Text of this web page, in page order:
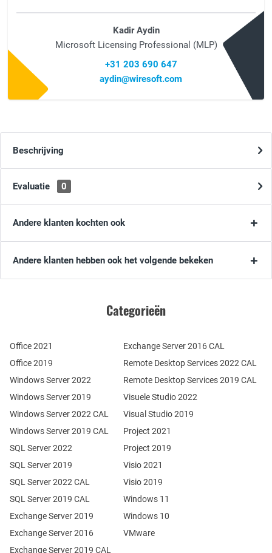
Kadir Aydin
Microsoft Licensing Professional (MLP)
+31 203 690 647
aydin@wiresoft.com
Beschrijving
Evaluatie 0
Andere klanten kochten ook
Andere klanten hebben ook het volgende bekeken
Categorieën
Office 2021
Office 2019
Windows Server 2022
Windows Server 2019
Exchange Server 2019
Exchange Server 2016
SQL Server 2022
SQL Server 2019
Windows Server 2022 CAL
Windows Server 2019 CAL
SQL Server 2022 CAL
SQL Server 2019 CAL
Remote Desktop Services 2022 CAL
Remote Desktop Services 2019 CAL
Exchange Server 2019 CAL
Exchange Server 2016 CAL
Visuele Studio 2022
Visual Studio 2019
Project 2021
Project 2019
Visio 2021
Visio 2019
Windows 11
Windows 10
VMware